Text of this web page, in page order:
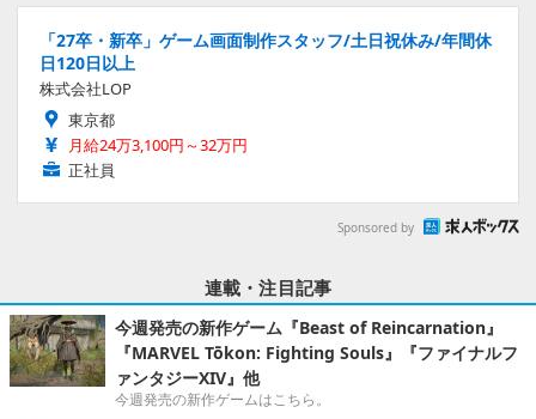
「27卒・新卒」ゲーム画面制作スタッフ/土日祝休み/年間休
日120日以上
株式会社LOP
東京都
月給24万3,100円～32万円
正社員
Sponsored by
連載・注目記事
今週発売の新作ゲーム『Beast of Reincarnation』
『MARVEL Tōkon: Fighting Souls』『ファイナルフ
ァンタジーXIV』他
今週発売の新作ゲームはこちら。